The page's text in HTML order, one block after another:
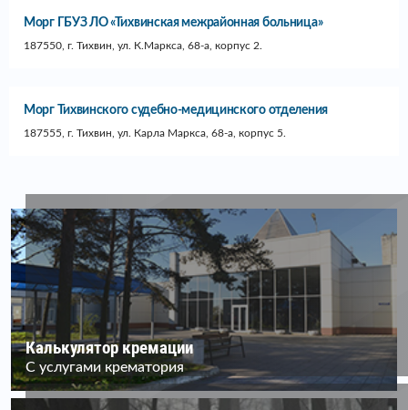
Морг ГБУЗ ЛО «Тихвинская межрайонная больница»
187550, г. Тихвин, ул. К.Маркса, 68-а, корпус 2.
Морг Тихвинского судебно-медицинского отделения
187555, г. Тихвин, ул. Карла Маркса, 68-а, корпус 5.
Калькулятор кремации
С услугами крематория